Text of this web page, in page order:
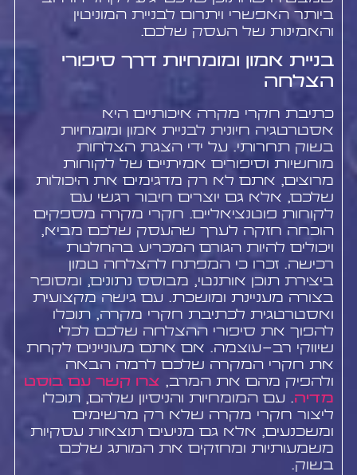
ביותר האפשרי ויתרום לבניית המוניטין
והאמינות של העסק שלכם.
בניית אמון ומומחיות דרך סיפורי
הצלחה
כתיבת חקרי מקרה איכותיים היא
אסטרטגיה חיונית לבניית אמון ומומחיות
בשוק תחרותי. על ידי הצגת הצלחות
מוחשיות וסיפורים אמיתיים של לקוחות
מרוצים, אתם לא רק מדגימים את היכולות
שלכם, אלא גם יוצרים חיבור רגשי עם
לקוחות פוטנציאליים. חקרי מקרה מספקים
הוכחה חזקה לערך שהעסק שלכם מביא,
ויכולים להיות הגורם המכריע בהחלטת
רכישה. זכרו כי המפתח להצלחה טמון
ביצירת תוכן אותנטי, מבוסס נתונים, ומסופר
בצורה מעניינת ומושכת. עם גישה מקצועית
ואסטרטגית לכתיבת חקרי מקרה, תוכלו
להפוך את סיפורי ההצלחה שלכם לכלי
שיווקי רב-עוצמה. אם אתם מעוניינים לקחת
את חקרי המקרה שלכם לרמה הבאה
ולהפיק מהם את המרב, צרו קשר עם בוסט
מדיה. עם המומחיות והניסיון שלהם, תוכלו
ליצור חקרי מקרה שלא רק מרשימים
ומשכנעים, אלא גם מניעים תוצאות עסקיות
משמעותיות ומחזקים את המותג שלכם
בשוק.